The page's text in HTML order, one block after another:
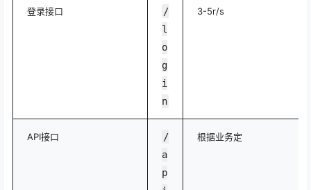
登录接口
/
l
o
g
i
n
3-5r/s
API接口
/
a
p
根据业务定